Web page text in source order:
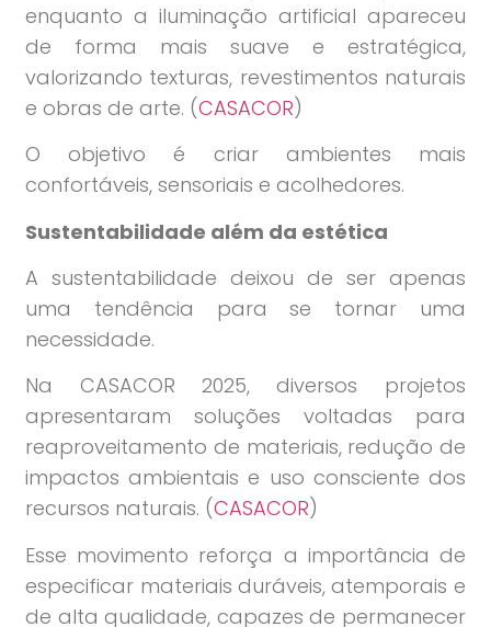
enquanto a iluminação artificial apareceu
de forma mais suave e estratégica,
valorizando texturas, revestimentos naturais
e obras de arte. (CASACOR)
O objetivo é criar ambientes mais
confortáveis, sensoriais e acolhedores.
Sustentabilidade além da estética
A sustentabilidade deixou de ser apenas
uma tendência para se tornar uma
necessidade.
Na CASACOR 2025, diversos projetos
apresentaram soluções voltadas para
reaproveitamento de materiais, redução de
impactos ambientais e uso consciente dos
recursos naturais. (CASACOR)
Esse movimento reforça a importância de
especificar materiais duráveis, atemporais e
de alta qualidade, capazes de permanecer